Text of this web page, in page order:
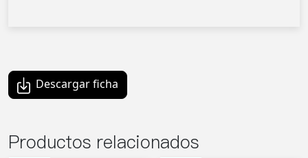
Descargar ficha
Productos relacionados